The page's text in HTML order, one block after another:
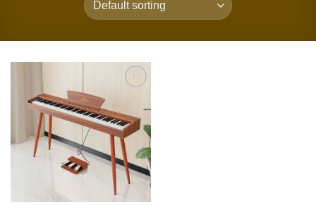
wishlist